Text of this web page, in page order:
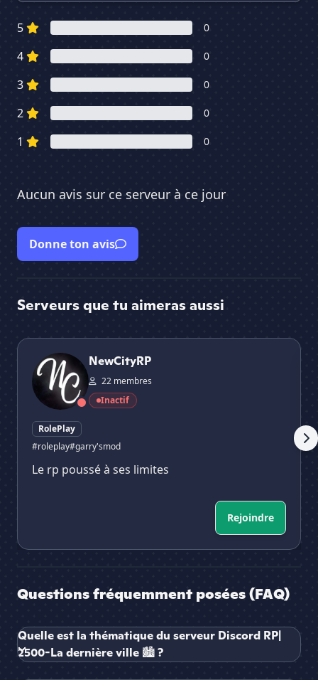
5 0
4 0
3 0
2 0
1 0
Aucun avis sur ce serveur à ce jour
Donne ton avis
Serveurs que tu aimeras aussi
NewCityRP
NewCityRP
22 membres
Inactif
RolePlay
#roleplay#garry'smod
Le rp poussé à ses limites
Rejoindre
Questions fréquemment posées (FAQ)
Quelle est la thématique du serveur Discord RP|
2500-La dernière ville 🏙 ?